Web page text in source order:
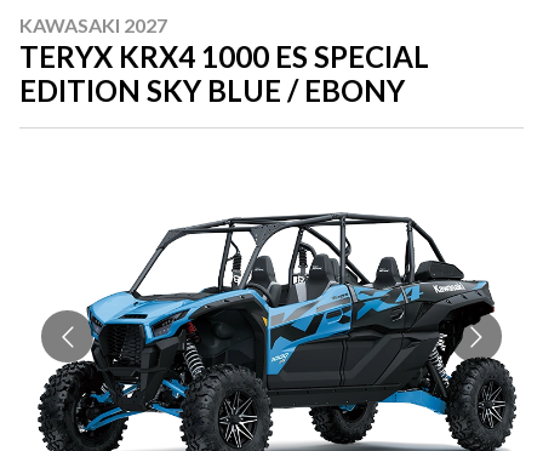
KAWASAKI 2027
TERYX KRX4 1000 ES SPECIAL
EDITION SKY BLUE / EBONY